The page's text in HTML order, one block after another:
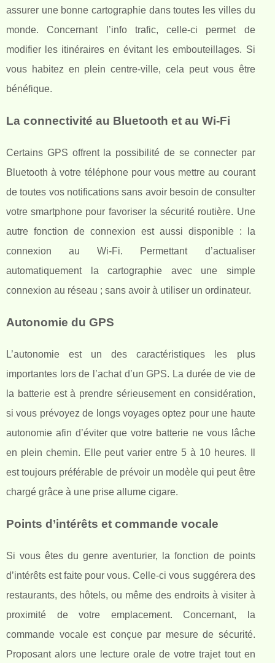
assurer une bonne cartographie dans toutes les villes du
monde. Concernant l’info trafic, celle-ci permet de
modifier les itinéraires en évitant les embouteillages. Si
vous habitez en plein centre-ville, cela peut vous être
bénéfique.
La connectivité au Bluetooth et au Wi-Fi
Certains GPS offrent la possibilité de se connecter par
Bluetooth à votre téléphone pour vous mettre au courant
de toutes vos notifications sans avoir besoin de consulter
votre smartphone pour favoriser la sécurité routière. Une
autre fonction de connexion est aussi disponible : la
connexion au Wi-Fi. Permettant d’actualiser
automatiquement la cartographie avec une simple
connexion au réseau ; sans avoir à utiliser un ordinateur.
Autonomie du GPS
L’autonomie est un des caractéristiques les plus
importantes lors de l’achat d’un GPS. La durée de vie de
la batterie est à prendre sérieusement en considération,
si vous prévoyez de longs voyages optez pour une haute
autonomie afin d’éviter que votre batterie ne vous lâche
en plein chemin. Elle peut varier entre 5 à 10 heures. Il
est toujours préférable de prévoir un modèle qui peut être
chargé grâce à une prise allume cigare.
Points d’intérêts et commande vocale
Si vous êtes du genre aventurier, la fonction de points
d’intérêts est faite pour vous. Celle-ci vous suggérera des
restaurants, des hôtels, ou même des endroits à visiter à
proximité de votre emplacement. Concernant, la
commande vocale est conçue par mesure de sécurité.
Proposant alors une lecture orale de votre trajet tout en